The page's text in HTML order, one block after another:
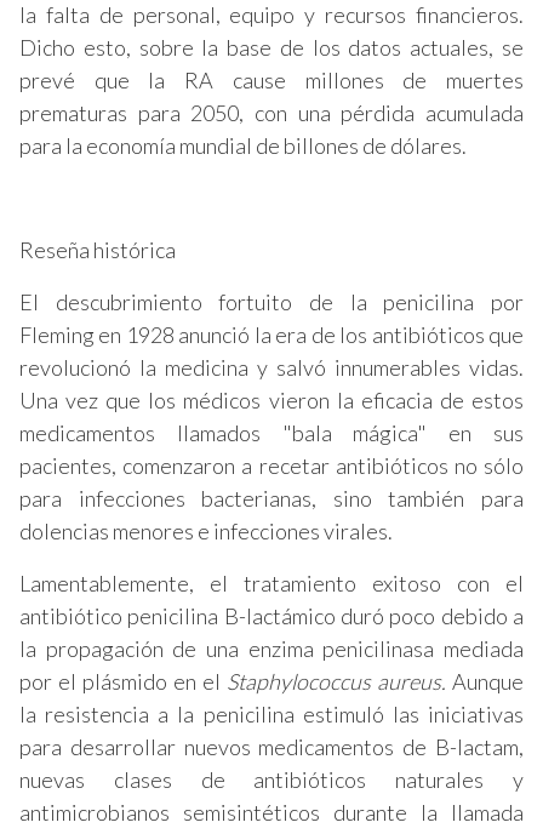
la falta de personal, equipo y recursos financieros.
Dicho esto, sobre la base de los datos actuales, se
prevé que la RA cause millones de muertes
prematuras para 2050, con una pérdida acumulada
para la economía mundial de billones de dólares.
Reseña histórica
El descubrimiento fortuito de la penicilina por
Fleming en 1928 anunció la era de los antibióticos que
revolucionó la medicina y salvó innumerables vidas.
Una vez que los médicos vieron la eficacia de estos
medicamentos llamados "bala mágica" en sus
pacientes, comenzaron a recetar antibióticos no sólo
para infecciones bacterianas, sino también para
dolencias menores e infecciones virales.
Lamentablemente, el tratamiento exitoso con el
antibiótico penicilina B-lactámico duró poco debido a
la propagación de una enzima penicilinasa mediada
por el plásmido en el Staphylococcus aureus. Aunque
la resistencia a la penicilina estimuló las iniciativas
para desarrollar nuevos medicamentos de B-lactam,
nuevas clases de antibióticos naturales y
antimicrobianos semisintéticos durante la llamada